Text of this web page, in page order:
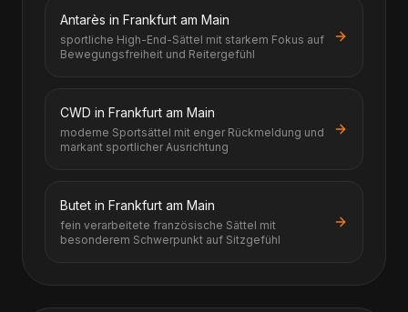
Antarès in Frankfurt am Main
sportliche High-End-Sättel mit starkem Fokus auf
Bewegungsfreiheit und Reitergefühl
CWD in Frankfurt am Main
moderne Sportsättel mit enger Rückmeldung und
markant sportlicher Ausrichtung
Butet in Frankfurt am Main
fein verarbeitete französische Sättel mit
besonderem Schwerpunkt auf Sitzgefühl